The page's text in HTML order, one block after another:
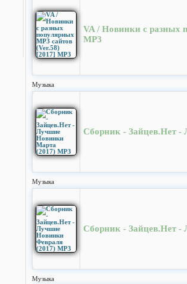
VA / Новинки с разных
MP3
Музыка
Сборник - Зайцев.Нет
Музыка
Сборник - Зайцев.Нет -
Музыка